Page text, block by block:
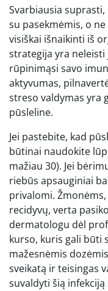
Svarbiausia
su pasekmėmis, o
visiškai išnaikinti iš
strategija yra neleisti
rūpinimąsi savo
aktyvumas,
streso valdymas yra
pūsleline.
Jei pastebite, kad
būtinai naudokite
mažiau 30). Jei
riebūs apsauginiai
privalomi.
recidyvų, verta
dermatologu dėl
kurso, kuris gali būti
mažesnėmis
sveikatą ir teisingas
suvaldyti šią